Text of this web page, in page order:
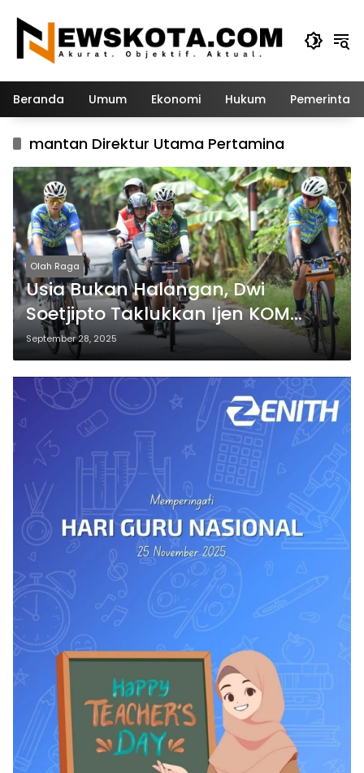
konten
Beranda Umum Ekonomi Hukum
mantan Direktur Utama Pertamina
Olah Raga
Usia Bukan Halangan, Dwi
Soetjipto Taklukkan Ijen KOM
2025.
September 28, 2025